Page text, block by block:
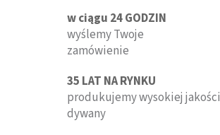
w ciągu 24 GODZIN
wyślemy Twoje
zamówienie
35 LAT NA RYNKU
produkujemy wysokiej jakości
dywany